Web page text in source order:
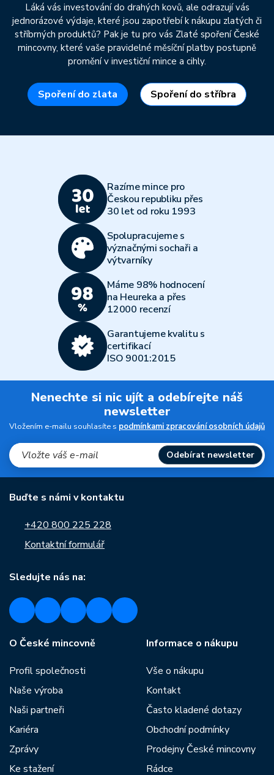
Láká vás investování do drahých kovů, ale odrazují vás
jednorázové výdaje, které jsou zapotřebí k nákupu zlatých či
stříbrných produktů? Pak je tu pro vás Zlaté spoření České
mincovny, které vaše pravidelné měsíční platby postupně
promění v investiční mince a cihly.
Spoření do zlata Spoření do stříbra
Razíme mince pro
Českou republiku přes
30 let od roku 1993
Spolupracujeme s
význačnými sochaři a
výtvarníky
Máme 98% hodnocení
na Heureka a přes
12000 recenzí
Garantujeme kvalitu s
certifikací
ISO 9001:2015
Nenechte si nic ujít a odebírejte náš
newsletter
Vložením e-mailu souhlasíte s podmínkami zpracování osobních údajů
Odebírat newsletter
Buďte s námi v kontaktu
+420 800 225 228
Kontaktní formulář
Sledujte nás na:
O České mincovně
Profil společnosti
Naše výroba
Naši partneři
Kariéra
Zprávy
Ke stažení
Informace o nákupu
Vše o nákupu
Kontakt
Často kladené dotazy
Obchodní podmínky
Prodejny České mincovny
Rádce